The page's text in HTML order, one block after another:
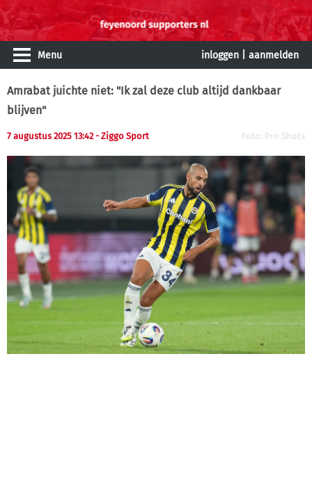
Menu inloggen aanmelden
Amrabat juichte niet: "Ik zal deze club altijd dankbaar
blijven"
7 augustus 2025 13:42 - Ziggo Sport Foto: Pro Shots